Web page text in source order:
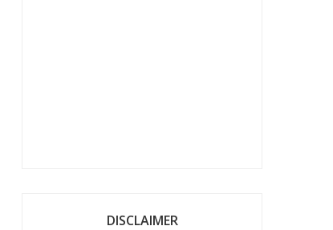
DISCLAIMER